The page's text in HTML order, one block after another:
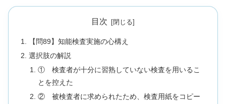
目次
【問89】知能検査実施の心構え
選択肢の解説
① 検査者が十分に習熟していない検査を用いるこ
とを控えた
② 被検査者に求められたため、検査用紙をコピー